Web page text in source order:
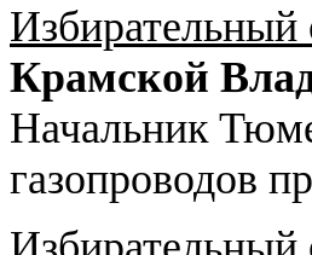
Крамской
Начальник
газопроводов